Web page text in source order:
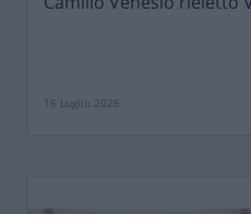
16 Luglio 2026